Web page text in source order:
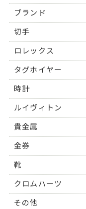
ブランド
切手
ロレックス
タグホイヤー
時計
ルイヴィトン
貴金属
金券
靴
クロムハーツ
その他